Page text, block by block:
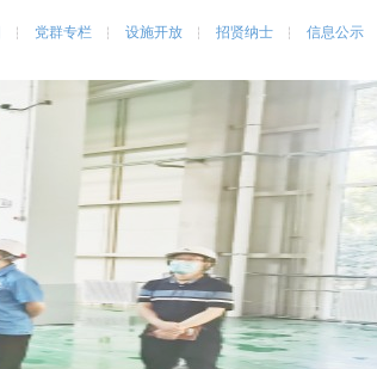
党群专栏 设施开放 招贤纳士 信息公示